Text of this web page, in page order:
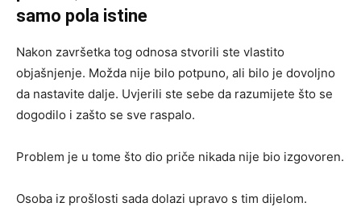
samo pola istine
Nakon završetka tog odnosa stvorili ste vlastito
objašnjenje. Možda nije bilo potpuno, ali bilo je dovoljno
da nastavite dalje. Uvjerili ste sebe da razumijete što se
dogodilo i zašto se sve raspalo.
Problem je u tome što dio priče nikada nije bio izgovoren.
Osoba iz prošlosti sada dolazi upravo s tim dijelom.